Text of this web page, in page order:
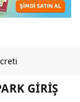
GIRIŞ